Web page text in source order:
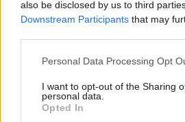
also be disclosed by us to third
Downstream Participants that may
Please note that this website/app
not limited to your visit or usage
grant or deny consent to Google and
use your data for below specified
Personal Data Processing Opt
I want to opt-out of the Sharing
personal data.
Opted In